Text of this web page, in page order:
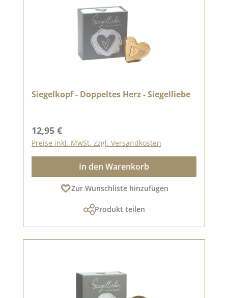
Siegelkopf - Doppeltes Herz - Siegelliebe
Regulärer Preis:
12,95 €
Preise inkl. MwSt. zzgl. Versandkosten
In den Warenkorb
Zur Wunschliste hinzufügen
Produkt teilen